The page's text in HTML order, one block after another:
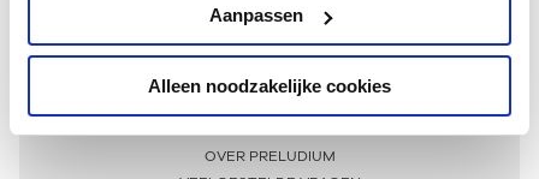
Aanpassen
Alleen noodzakelijke cookies
Meer informatie
OVER PRELUDIUM